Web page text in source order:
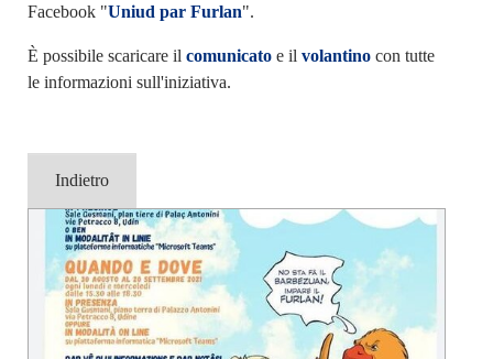
Facebook "Uniud par Furlan".
È possibile scaricare il comunicatoe il volantinocon tutte
le informazioni sull'iniziativa.
Indietro